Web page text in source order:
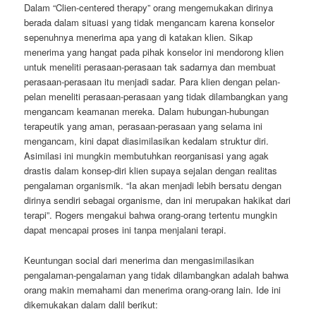
Dalam “Clien-centered therapy” orang mengemukakan dirinya
berada dalam situasi yang tidak mengancam karena konselor
sepenuhnya menerima apa yang di katakan klien. Sikap
menerima yang hangat pada pihak konselor ini mendorong klien
untuk meneliti perasaan-perasaan tak sadarnya dan membuat
perasaan-perasaan itu menjadi sadar. Para klien dengan pelan-
pelan meneliti perasaan-perasaan yang tidak dilambangkan yang
mengancam keamanan mereka. Dalam hubungan-hubungan
terapeutik yang aman, perasaan-perasaan yang selama ini
mengancam, kini dapat diasimilasikan kedalam struktur diri.
Asimilasi ini mungkin membutuhkan reorganisasi yang agak
drastis dalam konsep-diri klien supaya sejalan dengan realitas
pengalaman organismik. “Ia akan menjadi lebih bersatu dengan
dirinya sendiri sebagai organisme, dan ini merupakan hakikat dari
terapi”. Rogers mengakui bahwa orang-orang tertentu mungkin
dapat mencapai proses ini tanpa menjalani terapi.
Keuntungan social dari menerima dan mengasimilasikan
pengalaman-pengalaman yang tidak dilambangkan adalah bahwa
orang makin memahami dan menerima orang-orang lain. Ide ini
dikemukakan dalam dalil berikut: